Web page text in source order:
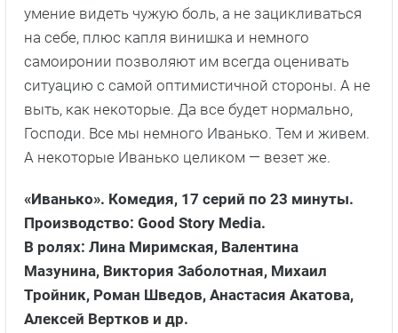
умение видеть чужую боль, а не зацикливаться
на себе, плюс капля винишка и немного
самоиронии позволяют им всегда оценивать
ситуацию с самой оптимистичной стороны. А не
выть, как некоторые. Да все будет нормально,
Господи. Все мы немного Иванько. Тем и живем.
А некоторые Иванько целиком — везет же.
«Иванько». Комедия, 17 серий по 23 минуты.
Производство: Good Story Media.
В ролях: Лина Миримская, Валентина
Мазунина, Виктория Заболотная, Михаил
Тройник, Роман Шведов, Анастасия Акатова,
Алексей Вертков и др.